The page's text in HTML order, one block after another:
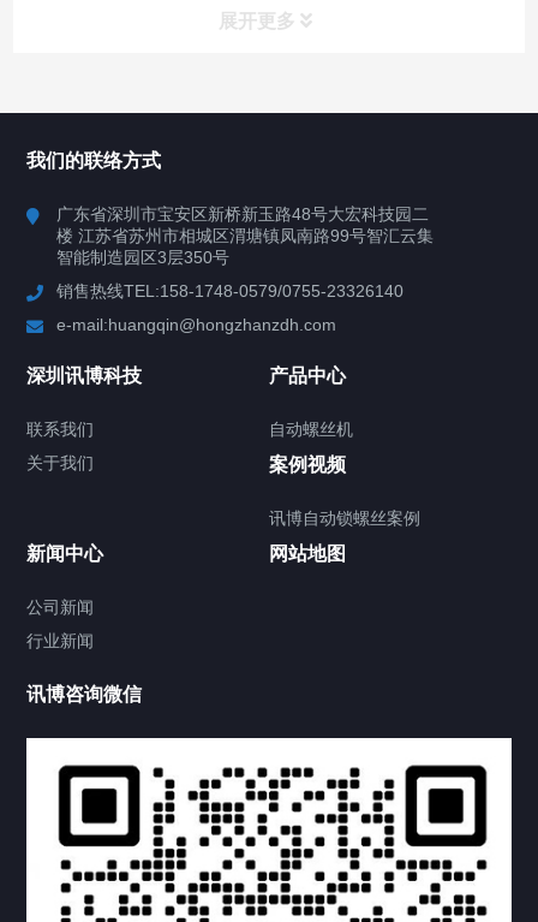
展开更多
行业案例
联系我们
关于我们
联系我们
我们的联络方式
广东省深圳市宝安区新桥新玉路48号大宏科技园二
楼 江苏省苏州市相城区渭塘镇凤南路99号智汇云集
智能制造园区3层350号
销售热线TEL:158-1748-0579/0755-23326140
e-mail:huangqin@hongzhanzdh.com
深圳讯博科技
联系我们
关于我们
产品中心
自动螺丝机
案例视频
讯博自动锁螺丝案例
新闻中心
公司新闻
行业新闻
网站地图
讯博咨询微信